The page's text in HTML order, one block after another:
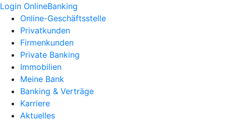
Login OnlineBanking
Online-Geschäftsstelle
Privatkunden
Firmenkunden
Private Banking
Immobilien
Meine Bank
Banking & Verträge
Karriere
Aktuelles